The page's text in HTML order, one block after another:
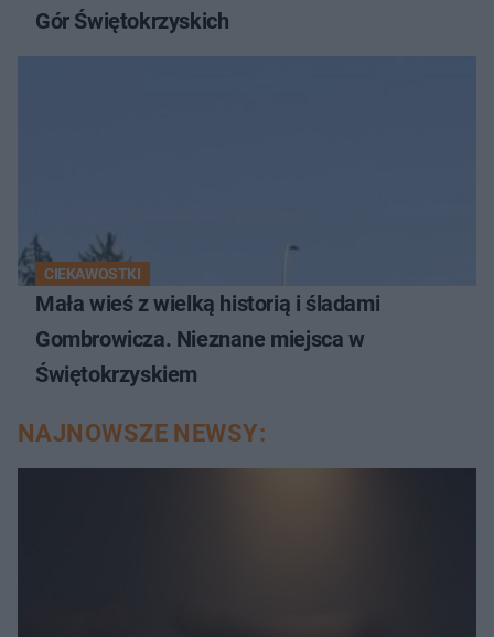
Gór Świętokrzyskich
CIEKAWOSTKI
Mała wieś z wielką historią i śladami
Gombrowicza. Nieznane miejsca w
Świętokrzyskiem
NAJNOWSZE NEWSY: